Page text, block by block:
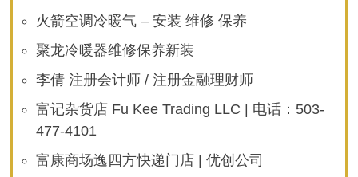
火箭空调冷暖气 – 安装 维修 保养
聚龙冷暖器维修保养新装
李倩 注册会计师 / 注册金融理财师
富记杂货店 Fu Kee Trading LLC | 电话：503-
477-4101
富康商场逸四方快递门店 | 优创公司